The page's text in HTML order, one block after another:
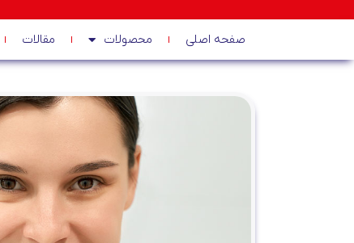
صفحه اصلی محصولات مقالات